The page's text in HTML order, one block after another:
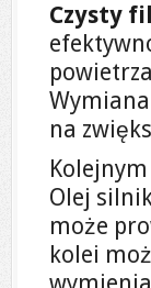
Czysty
na
Olej
może
kolei